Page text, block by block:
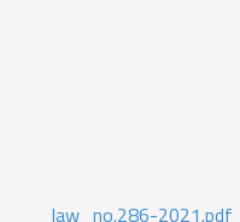
law_no.286-2021.pdf